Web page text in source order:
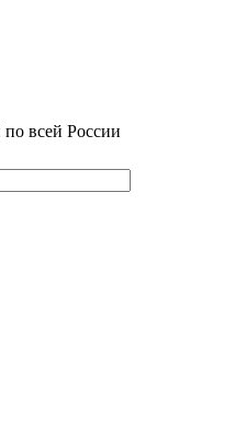
по всей России